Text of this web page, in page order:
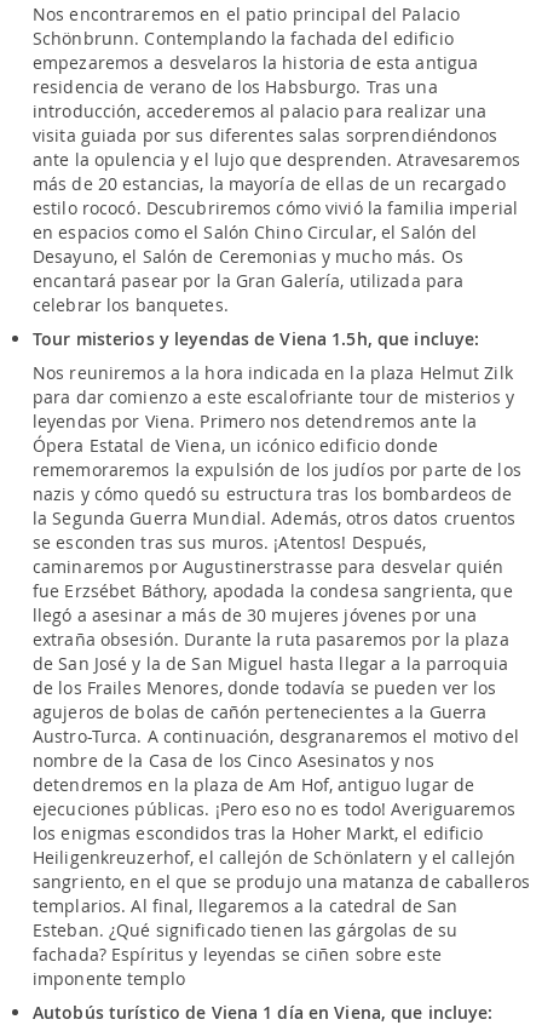
Nos encontraremos en el patio principal del Palacio
Schönbrunn. Contemplando la fachada del edificio
empezaremos a desvelaros la historia de esta antigua
residencia de verano de los Habsburgo. Tras una
introducción, accederemos al palacio para realizar una
visita guiada por sus diferentes salas sorprendiéndonos
ante la opulencia y el lujo que desprenden. Atravesaremos
más de 20 estancias, la mayoría de ellas de un recargado
estilo rococó. Descubriremos cómo vivió la familia imperial
en espacios como el Salón Chino Circular, el Salón del
Desayuno, el Salón de Ceremonias y mucho más. Os
encantará pasear por la Gran Galería, utilizada para
celebrar los banquetes.
Tour misterios y leyendas de Viena 1.5h, que incluye:
Nos reuniremos a la hora indicada en la plaza Helmut Zilk
para dar comienzo a este escalofriante tour de misterios y
leyendas por Viena. Primero nos detendremos ante la
Ópera Estatal de Viena, un icónico edificio donde
rememoraremos la expulsión de los judíos por parte de los
nazis y cómo quedó su estructura tras los bombardeos de
la Segunda Guerra Mundial. Además, otros datos cruentos
se esconden tras sus muros. ¡Atentos! Después,
caminaremos por Augustinerstrasse para desvelar quién
fue Erzsébet Báthory, apodada la condesa sangrienta, que
llegó a asesinar a más de 30 mujeres jóvenes por una
extraña obsesión. Durante la ruta pasaremos por la plaza
de San José y la de San Miguel hasta llegar a la parroquia
de los Frailes Menores, donde todavía se pueden ver los
agujeros de bolas de cañón pertenecientes a la Guerra
Austro-Turca. A continuación, desgranaremos el motivo del
nombre de la Casa de los Cinco Asesinatos y nos
detendremos en la plaza de Am Hof, antiguo lugar de
ejecuciones públicas. ¡Pero eso no es todo! Averiguaremos
los enigmas escondidos tras la Hoher Markt, el edificio
Heiligenkreuzerhof, el callejón de Schönlatern y el callejón
sangriento, en el que se produjo una matanza de caballeros
templarios. Al final, llegaremos a la catedral de San
Esteban. ¿Qué significado tienen las gárgolas de su
fachada? Espíritus y leyendas se ciñen sobre este
imponente templo
Autobús turístico de Viena 1 día en Viena, que incluye: